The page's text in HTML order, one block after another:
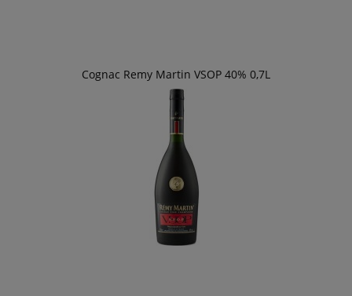
Cognac Remy Martin VSOP 40% 0,7L